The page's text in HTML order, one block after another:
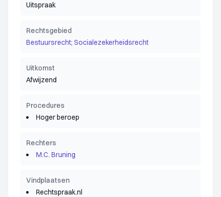
Uitspraak
Rechtsgebied
Bestuursrecht; Socialezekerheidsrecht
Uitkomst
Afwijzend
Procedures
Hoger beroep
Rechters
M.C. Bruning
Vindplaatsen
Rechtspraak.nl